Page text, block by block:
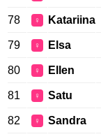
78 ♀ Katariina
79 ♀ Elsa
80 ♀ Ellen
81 ♀ Satu
82 ♀ Sandra